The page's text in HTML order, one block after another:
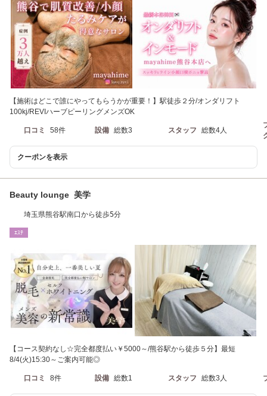
【施術はどこで誰にやってもらうかが重要！】駅徒歩２分/オンダリフト
100kj/REVIハーブピーリングメンズOK
口コミ 58件 設備 総数3 スタッフ 総数4人
クーポンを表示
Beauty lounge 美学
埼玉県熊谷駅南口から徒歩5分
ｴｽﾃ
【コース契約なし☆完全都度払い￥5000～/熊谷駅から徒歩５分】最短
8/4(火)15:30～ご案内可能◎
口コミ 8件 設備 総数1 スタッフ 総数3人